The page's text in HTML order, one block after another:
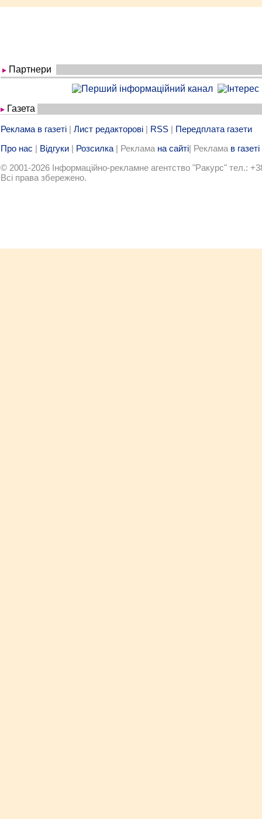
Партнери
Газета
Реклама в газеті | Лист редакторові | RSS | Передплата газети
Про нас | Відгуки | Розсилка| Реклама на сайті| Реклама в газеті
© 2001-2026 Iнформацiйно-рекламне агентство "Ракурс" тел.:
Всi права збережено.